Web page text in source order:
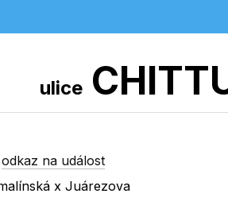
ulice
odkaz na událost
x Juárezova